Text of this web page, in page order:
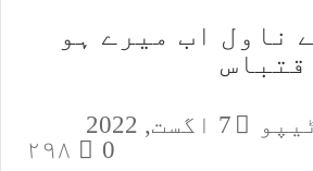
ناول اب میرے ہو
7 اگست, 2022
0